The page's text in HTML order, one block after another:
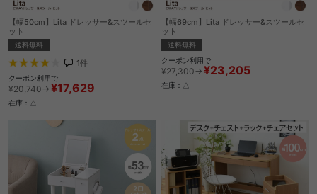
【幅50cm】Lita ドレッサー&スツールセ
ット
送料無料
1件
クーポン利用で
¥20,740→ ¥17,629
在庫：△
【幅69cm】Lita ドレッサー&スツールセ
ット
送料無料
クーポン利用で
¥27,300→ ¥23,205
在庫：△